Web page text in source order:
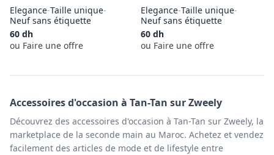
Elegance-Taille unique-
Neuf sans étiquette
60 dh
ou Faire une offre
Elegance-Taille unique-
Neuf sans étiquette
60 dh
ou Faire une offre
Accessoiresd'occasion à Tan-Tan sur Zweely
Découvrez des accessoires d'occasion à Tan-Tan sur Zweely, la
marketplace de la seconde main au Maroc. Achetez et vendez
facilement des articles de mode et de lifestyle entre